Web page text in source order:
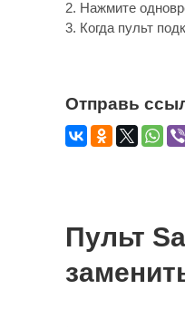
2. Нажмите
3. Когда пульт
Отправь
Пульт